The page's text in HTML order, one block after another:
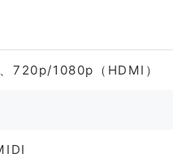
720p/1080p（HDMI）